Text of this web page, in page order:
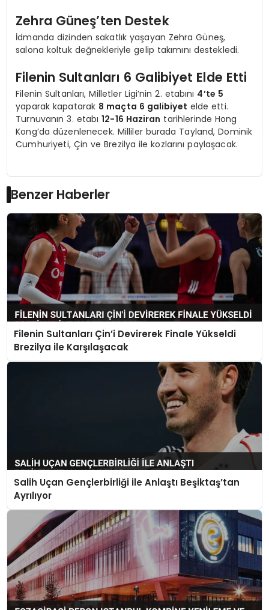
Zehra Güneş’ten Destek
İdmanda dizinden sakatlık yaşayan Zehra Güneş,
salona koltuk değnekleriyle gelip takımını destekledi.
Filenin Sultanları 6 Galibiyet Elde Etti
Filenin Sultanları, Milletler Ligi’nin 2. etabını 4’te 5
yaparak kapatarak 8 maçta 6 galibiyet elde etti.
Turnuvanın 3. etabı12-16 Haziran tarihlerinde Hong
Kong’da düzenlenecek. Milliler burada Tayland, Dominik
Cumhuriyeti, Çin ve Brezilya ile kozlarını paylaşacak.
Benzer Haberler
Filenin Sultanları Çin’i Devirerek Finale Yükseldi
Brezilya ile Karşılaşacak
Salih Uçan Gençlerbirliği ile Anlaştı Beşiktaş’tan
Ayrılıyor